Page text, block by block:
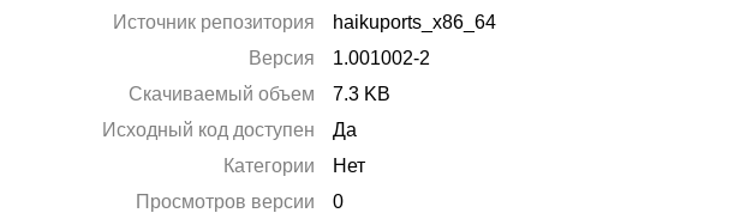
Источник репозитория
haikuports_x86_64
Версия
1.001002-2
Скачиваемый объем
7.3 KB
Исходный код доступен
Да
Категории
Нет
Просмотров версии
0